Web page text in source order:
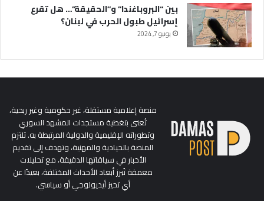
بين “البروباغندا” و”الحقيقة”… هل تقرع
إسرائيل طبول الحرب في لبنان؟
يونيو 7, 2024
منصة إعلامية مستقلة، غير حكومية وغير ربحية،
تُعنى بتغطية مستجدات المشهد السوري
وتطوراته الإقليمية والدولية المرتبطة به. تلتزم
المنصة بالحيادية والمهنية، وتهدف إلى تقديم
الأخبار في سياقاتها الدقيقة، مع تحليلات
معمقة تُبرز أبعاد الأحداث المختلفة، بعيدًا عن
أي تحيز أيديولوجي أو سياسي.